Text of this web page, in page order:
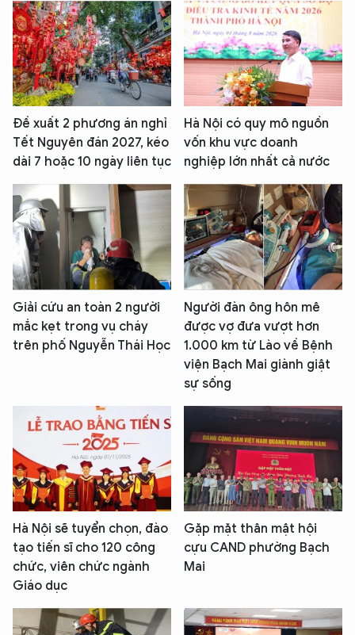
Đề xuất 2 phương án nghỉ
Tết Nguyên đán 2027, kéo
dài 7 hoặc 10 ngày liên tục
Hà Nội có quy mô nguồn
vốn khu vực doanh
nghiệp lớn nhất cả nước
Giải cứu an toàn 2 người
mắc kẹt trong vụ cháy
trên phố Nguyễn Thái Học
Người đàn ông hôn mê
được vợ đưa vượt hơn
1.000 km từ Lào về Bệnh
viện Bạch Mai giành giật
sự sống
Hà Nội sẽ tuyển chọn, đào
tạo tiến sĩ cho 120 công
chức, viên chức ngành
Giáo dục
Gặp mặt thân mật hội
cựu CAND phường Bạch
Mai